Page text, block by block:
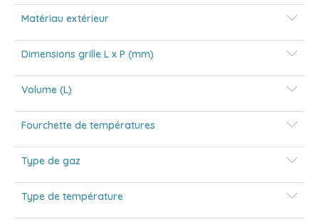
Matériau extérieur
Dimensions grille L x P (mm)
Volume (L)
Fourchette de températures
Type de gaz
Type de température